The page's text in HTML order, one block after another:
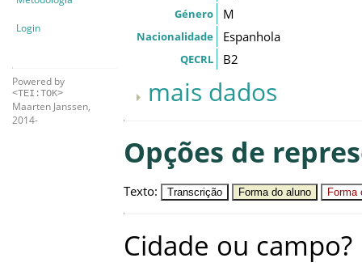
Login
Powered by
<TEI:TOK>
Maarten Janssen,
2014-
Género M
Nacionalidade Espanhola
QECRL B2
mais dados
Opções de
Texto: Transcrição Forma do aluno Forma
Cidade ou campo?